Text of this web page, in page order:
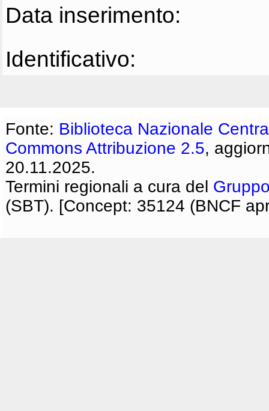
Data inserimento:
Identificativo:
Fonte: Biblioteca Nazionale
Commons Attribuzione 2.5,
20.11.2025.
Termini regionali a cura del
(SBT). [Concept: 35124 (BNCF